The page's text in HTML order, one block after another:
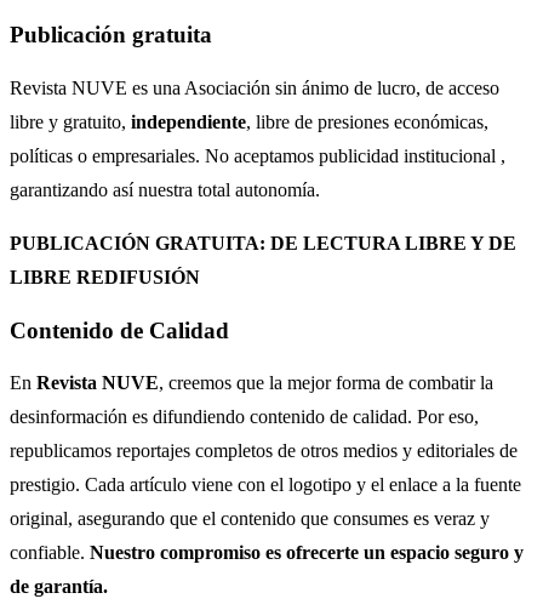
Publicación gratuita
Revista NUVE es una Asociación sin ánimo de lucro, de acceso
libre y gratuito, independiente, libre de presiones económicas,
políticas o empresariales. No aceptamos publicidad institucional ,
garantizando así nuestra total autonomía.
PUBLICACIÓN GRATUITA: DE LECTURA LIBRE Y DE
LIBRE REDIFUSIÓN
Contenido de Calidad
En Revista NUVE, creemos que la mejor forma de combatir la
desinformación es difundiendo contenido de calidad. Por eso,
republicamos reportajes completos de otros medios y editoriales de
prestigio. Cada artículo viene con el logotipo y el enlace a la fuente
original, asegurando que el contenido que consumes es veraz y
confiable. Nuestro compromiso es ofrecerte un espacio seguro y
de garantía.